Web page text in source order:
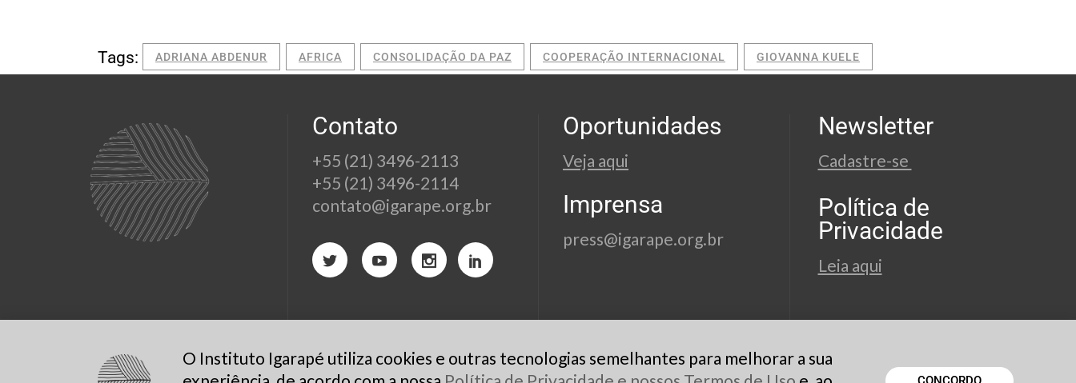
Tags: ADRIANA ABDENUR AFRICA CONSOLIDAÇÃO DA PAZ COOPERAÇÃO INTERNACIONAL GIOVANNA KUELE
Contato
+55 (21) 3496-2113
+55 (21) 3496-2114
contato@igarape.org.br
Oportunidades
Veja aqui
Imprensa
press@igarape.org.br
Newsletter
Cadastre-se
Política de
Privacidade
Leia aqui
O Instituto Igarapé utiliza cookies e outras tecnologias semelhantes para melhorar a sua